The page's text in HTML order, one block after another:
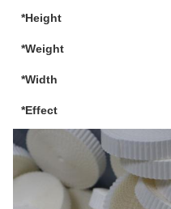
*Height
*Weight
*Width
*Effect